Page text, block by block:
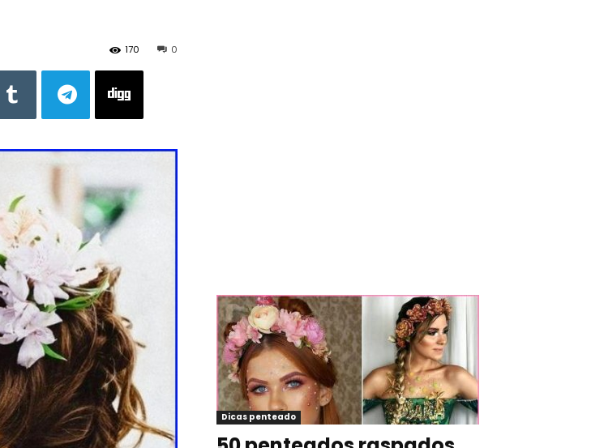
0
170
Dicas penteado